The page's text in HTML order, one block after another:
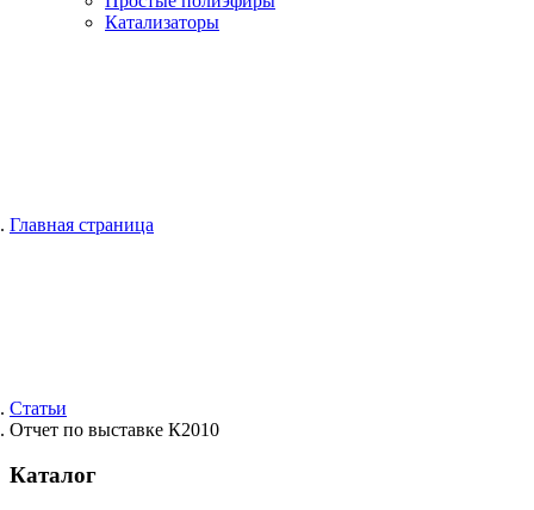
Катализаторы
Главная страница
Статьи
Отчет по выставке К2010
Каталог